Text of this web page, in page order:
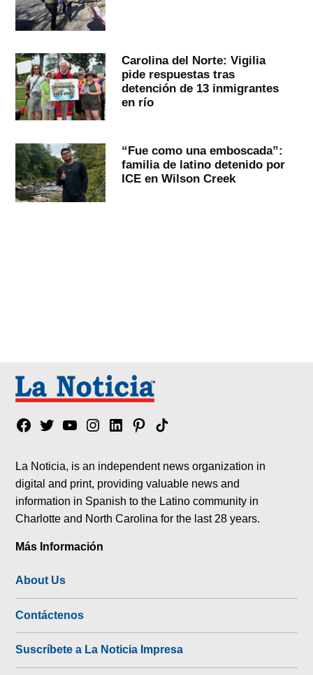
Carolina del Norte: Vigilia
pide respuestas tras
detención de 13 inmigrantes
en río
“Fue como una emboscada”:
familia de latino detenido por
ICE en Wilson Creek
Facebook
TwitterYouTubeInstagram
LinkedinPinterest
Tik
La Noticia, is an independent news organization in
digital and print, providing valuable news and
information in Spanish to the Latino community in
Charlotte and North Carolina for the last 28 years.
Más Información
About Us
Contáctenos
Suscríbete a La Noticia Impresa